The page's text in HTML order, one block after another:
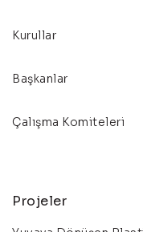
Kurullar
Başkanlar
Çalışma Komiteleri
Projeler